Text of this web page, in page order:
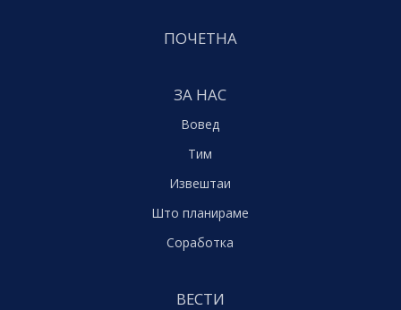
ПОЧЕТНА
ЗА НАС
Вовед
Тим
Извештаи
Што планираме
Соработка
ВЕСТИ